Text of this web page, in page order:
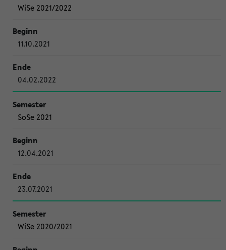
WiSe 2021/2022
11.10.2021
04.02.2022
SoSe 2021
12.04.2021
23.07.2021
WiSe 2020/2021